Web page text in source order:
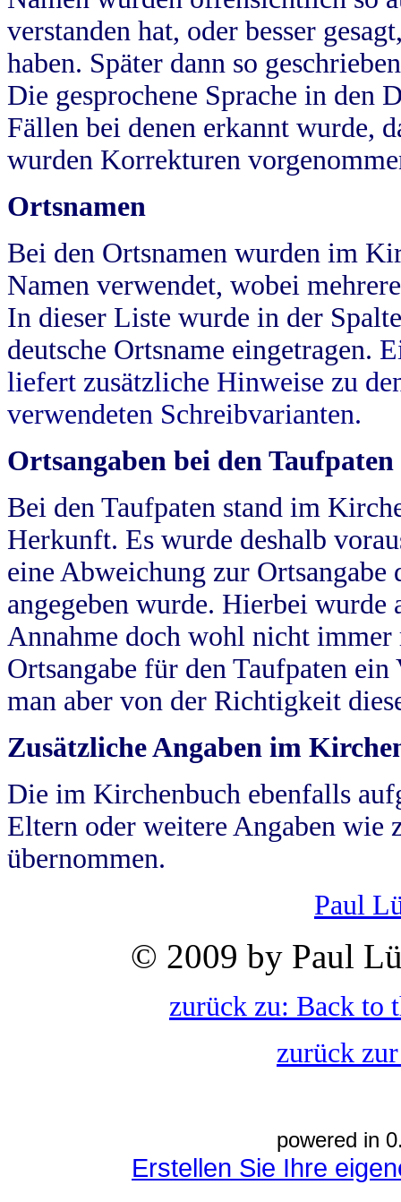
verstanden hat, oder besser
haben. Später dann so
Die gesprochene Sprache in
Fällen bei denen erkannt wurde,
wurden Korrekturen
Ortsnamen
Bei den Ortsnamen wurden im
Namen verwendet, wobei
In dieser Liste wurde in der
deutsche Ortsname eingetragen.
liefert zusätzliche Hinweise zu
verwendeten Schreibvarianten.
Ortsangaben bei den Taufpaten
Bei den Taufpaten stand im
Herkunft. Es wurde deshalb
eine Abweichung zur
angegeben wurde. Hierbei wurde
Annahme doch wohl nicht
Ortsangabe für den Taufpaten
man aber von der Richtigkeit
Zusätzliche Angaben im
Die im Kirchenbuch ebenfalls
Eltern oder weitere Angaben wie
übernommen.
Paul
© 2009 by Paul
zurück zu: Back to
zurück
powered in
Erstellen Sie Ihre